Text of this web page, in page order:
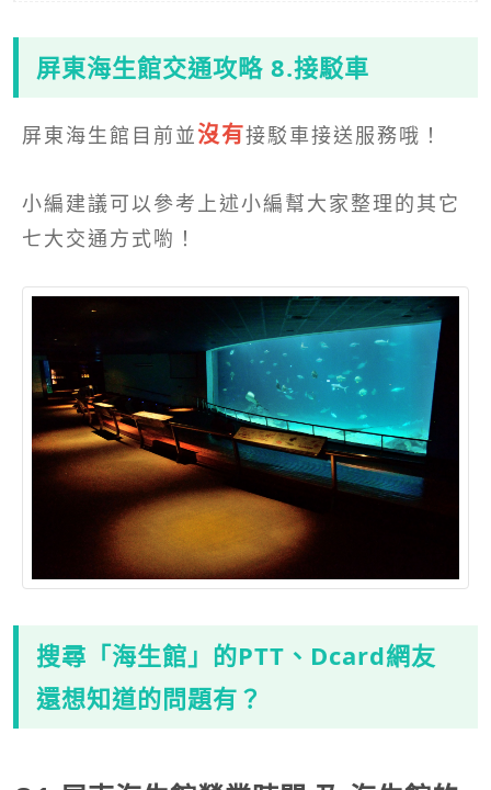
屏東海生館交通攻略 8.接駁車
屏東海生館目前並沒有接駁車接送服務哦！
小編建議可以參考上述小編幫大家整理的其它
七大交通方式喲！
搜尋「海生館」的PTT、Dcard網友
還想知道的問題有？